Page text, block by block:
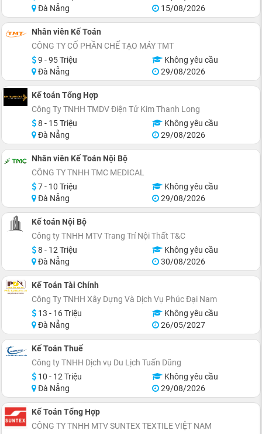
Đà Nẵng
15/08/2026
Nhân viên Kế Toán
CÔNG TY CỐ PHẦN CHẾ TẠO MÁY TMT
9 - 95 Triệu
Không yêu cầu
Đà Nẵng
29/08/2026
Kế toán Tổng Hợp
Công Ty TNHH TMDV Điện Tử Kim Thanh Long
8 - 15 Triệu
Không yêu cầu
Đà Nẵng
29/08/2026
Nhân viên Kế Toán Nội Bộ
CÔNG TY TNHH TMC MEDICAL
7 - 10 Triệu
Không yêu cầu
Đà Nẵng
29/08/2026
Kế toán Nội Bộ
Công ty TNHH MTV Trang Trí Nội Thất T&C
8 - 12 Triệu
Không yêu cầu
Đà Nẵng
30/08/2026
Kế Toán Tài Chính
Công Ty TNHH Xây Dựng Và Dịch Vụ Phúc Đại Nam
13 - 16 Triệu
Không yêu cầu
Đà Nẵng
26/05/2027
Kế Toán Thuế
Công ty TNHH Dịch vụ Du Lịch Tuấn Dũng
10 - 12 Triệu
Không yêu cầu
Đà Nẵng
29/08/2026
Kế Toán Tổng Hợp
CÔNG TY TNHH MTV SUNTEX TEXTILE VIỆT NAM